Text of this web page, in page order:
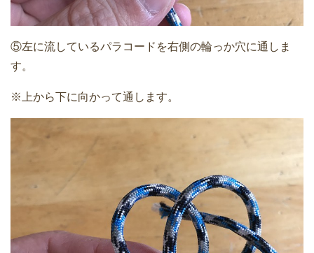
⑤左に流しているパラコードを右側の輪っか穴に通しま
す。
※上から下に向かって通します。